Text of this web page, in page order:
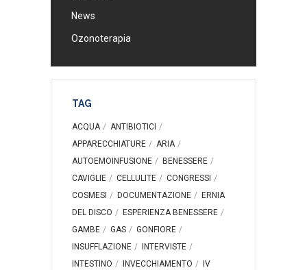
News
Ozonoterapia
TAG
ACQUA
ANTIBIOTICI
APPARECCHIATURE
ARIA
AUTOEMOINFUSIONE
BENESSERE
CAVIGLIE
CELLULITE
CONGRESSI
COSMESI
DOCUMENTAZIONE
ERNIA
DEL DISCO
ESPERIENZA BENESSERE
GAMBE
GAS
GONFIORE
INSUFFLAZIONE
INTERVISTE
INTESTINO
INVECCHIAMENTO
IV